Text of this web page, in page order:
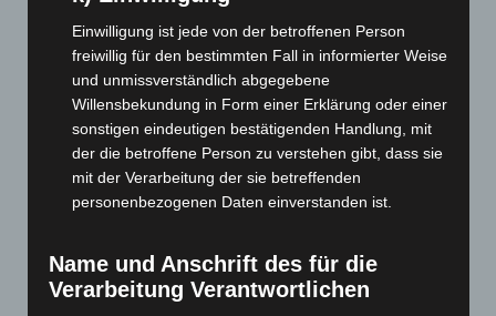
Juli 2025(90)
Juni 2025(103)
Mai 2025(112)
April 2025(88)
März 2025(111)
Februar 2025(96)
Dezember 2024 (89)
November 2024(94)
Einwilligung ist jede von der betroffenen Person
freiwillig für den bestimmten Fall in informierter Weise
und unmissverständlich abgegebene
Willensbekundung in Form einer Erklärung oder einer
sonstigen eindeutigen bestätigenden Handlung, mit
der die betroffene Person zu verstehen gibt, dass sie
mit der Verarbeitung der sie betreffenden
personenbezogenen Daten einverstanden ist.
Name und Anschrift des für die
Verarbeitung Verantwortlichen